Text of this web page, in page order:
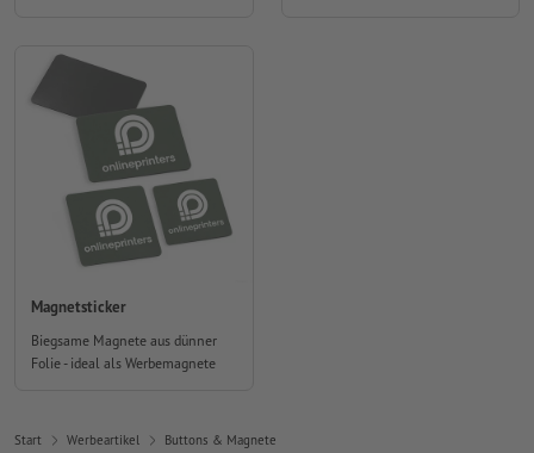
Magnetsticker
Biegsame Magnete aus dünner
Folie - ideal als Werbemagnete
Start Werbeartikel Buttons & Magnete